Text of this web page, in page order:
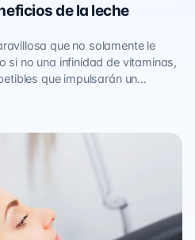
de la leche
que no solamente le
si no una infinidad de vitaminas,
que impulsarán un…